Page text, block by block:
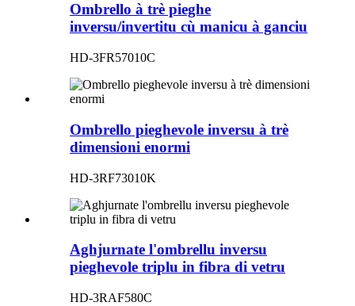
Ombrello à trè pieghe
inversu/invertitu cù manicu à ganciu
HD-3FR57010C
Ombrello pieghevole inversu à trè
dimensioni enormi
HD-3RF73010K
Aghjurnate l'ombrellu inversu
pieghevole triplu in fibra di vetru
HD-3RAF580C